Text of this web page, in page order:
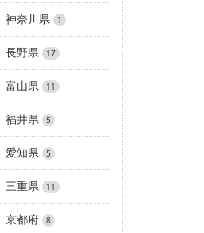
神奈川県 1
長野県 17
富山県 11
福井県 5
愛知県 5
三重県 11
京都府 8